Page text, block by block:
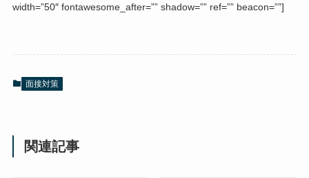
width=”50″ fontawesome_after=”” shadow=”” ref=”” beacon=””]
面接対策
関連記事